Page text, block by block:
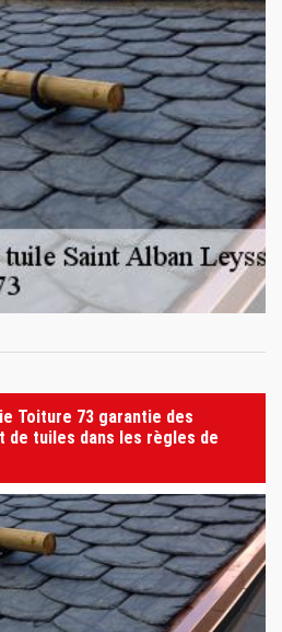
Toiture 73 garantie des
de tuiles dans les règles de